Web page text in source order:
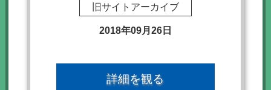
旧サイトアーカイブ
2018年09月26日
詳細を観る